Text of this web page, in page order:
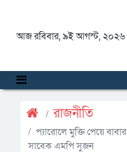
আজ রবিবার, ৯ই আগস্ট, ২০২৬
রাজনীতি
প্যারোলে মুক্তি পেয়ে
সাবেক এমপি সুজন